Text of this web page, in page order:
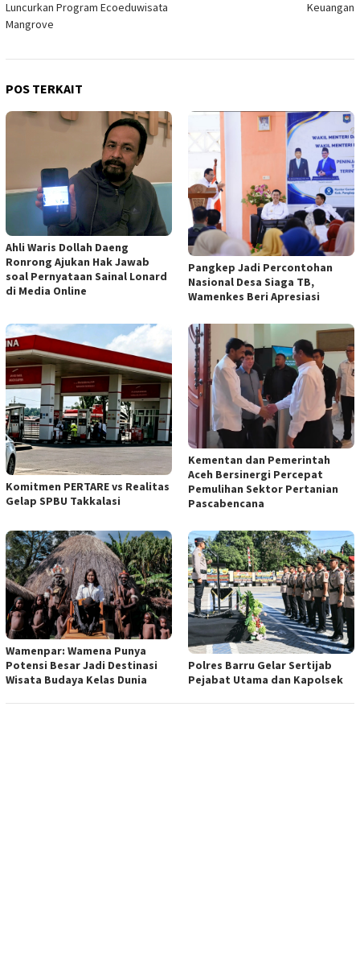
Luncurkan Program Ecoeduwisata
Mangrove
Keuangan
POS TERKAIT
Ahli Waris Dollah Daeng
Ronrong Ajukan Hak Jawab
soal Pernyataan Sainal Lonard
di Media Online
Pangkep Jadi Percontohan
Nasional Desa Siaga TB,
Wamenkes Beri Apresiasi
Komitmen PERTARE vs Realitas
Gelap SPBU Takkalasi
Kementan dan Pemerintah
Aceh Bersinergi Percepat
Pemulihan Sektor Pertanian
Pascabencana
Wamenpar: Wamena Punya
Potensi Besar Jadi Destinasi
Wisata Budaya Kelas Dunia
Polres Barru Gelar Sertijab
Pejabat Utama dan Kapolsek